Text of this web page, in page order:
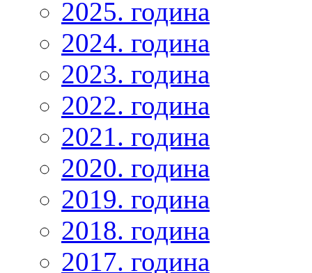
2025. година
2024. година
2023. година
2022. година
2021. година
2020. година
2019. година
2018. година
2017. година